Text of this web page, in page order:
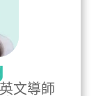
文導師